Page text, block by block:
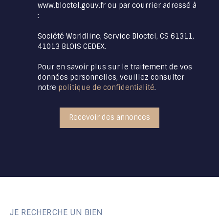
www.bloctel.gouv.fr ou par courrier adressé à
:
Société Worldline, Service Bloctel, CS 61311,
41013 BLOIS CEDEX.
Pour en savoir plus sur le traitement de vos
données personnelles, veuillez consulter
notre politique de confidentialité.
Recevoir des annonces
JE RECHERCHE UN BIEN